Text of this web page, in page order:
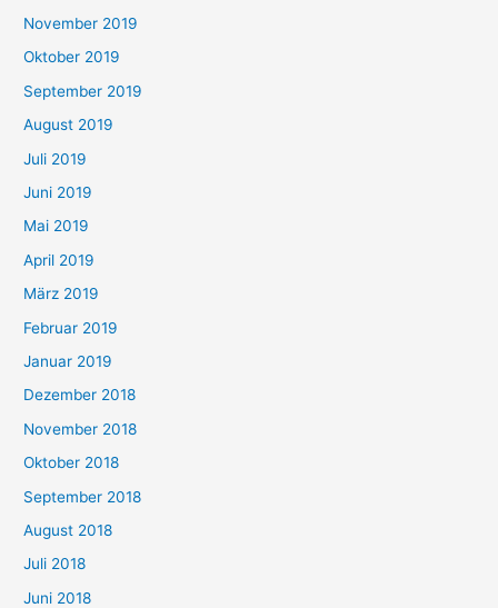
November 2019
Oktober 2019
September 2019
August 2019
Juli 2019
Juni 2019
Mai 2019
April 2019
März 2019
Februar 2019
Januar 2019
Dezember 2018
November 2018
Oktober 2018
September 2018
August 2018
Juli 2018
Juni 2018